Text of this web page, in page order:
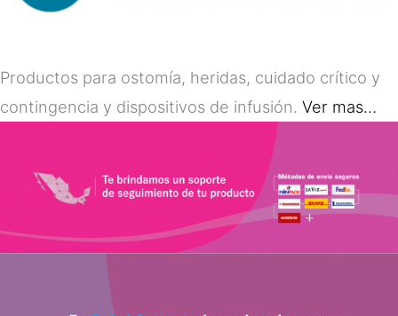
Productos para ostomía, heridas, cuidado crítico y
contingencia y dispositivos de infusión. Ver mas…